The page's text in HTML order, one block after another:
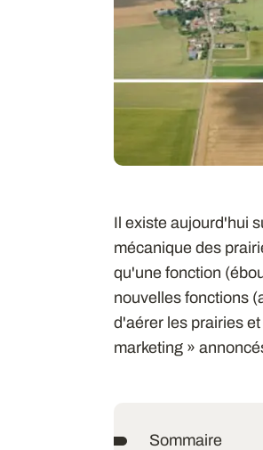
Il existe aujourd'hui
mécanique des
qu'une fonction
nouvelles fonctions
d'aérer les prairies
marketing »
Sommaire